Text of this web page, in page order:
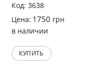
Код: 3638
Цена: 1750 грн
в наличии
КУПИТЬ